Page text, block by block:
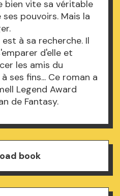
bien vite sa véritable
pouvoirs. Mais la
à sa recherche. Il
d'elle et
les amis du
ses fins... Ce roman a
Legend Award
de Fantasy.
book